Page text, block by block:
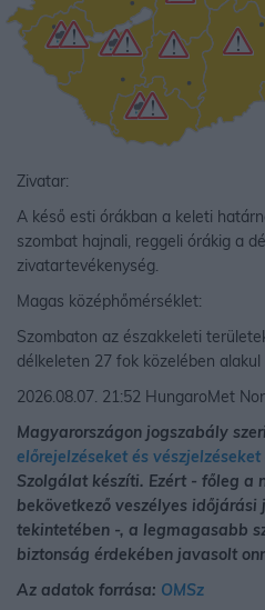
Zivatar:
A késő esti órákban a keleti
szombat hajnali, reggeli órákig a
zivatartevékenység.
Magas középhőmérséklet:
Szombaton az északkeleti
délkeleten 27 fok közelében
2026.08.07. 21:52 HungaroMet
Magyarországon jogszabály
előrejelzéseket és vészjelzéseket
Szolgálat készíti. Ezért - főleg a
bekövetkező veszélyes
tekintetében -, a legmagasabb
biztonság érdekében javasolt
Az adatok forrása: OMSz